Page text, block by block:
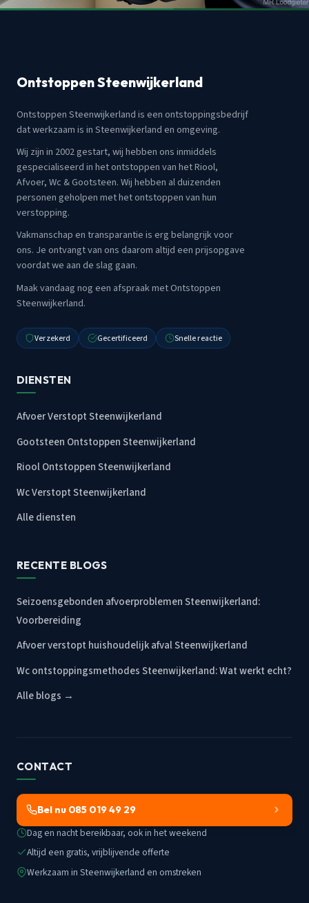
Ontstoppen Steenwijkerland
Ontstoppen Steenwijkerland is een ontstoppingsbedrijf
dat werkzaam is in Steenwijkerland en omgeving.
Wij zijn in 2002 gestart, wij hebben ons inmiddels
gespecialiseerd in het ontstoppen van het Riool,
Afvoer, Wc & Gootsteen. Wij hebben al duizenden
personen geholpen met het ontstoppen van hun
verstopping.
Vakmanschap en transparantie is erg belangrijk voor
ons. Je ontvangt van ons daarom altijd een prijsopgave
voordat we aan de slag gaan.
Maak vandaag nog een afspraak met Ontstoppen
Steenwijkerland.
Verzekerd Gecertificeerd Snelle reactie
DIENSTEN
Afvoer Verstopt Steenwijkerland
Gootsteen Ontstoppen Steenwijkerland
Riool Ontstoppen Steenwijkerland
Wc Verstopt Steenwijkerland
Alle diensten
RECENTE BLOGS
Seizoensgebonden afvoerproblemen Steenwijkerland:
Voorbereiding
Afvoer verstopt huishoudelijk afval Steenwijkerland
Wc ontstoppingsmethodes Steenwijkerland: Wat werkt echt?
Alle blogs →
CONTACT
Bel nu 085 019 49 29
Dag en nacht bereikbaar, ook in het weekend
Altijd een gratis, vrijblijvende offerte
Werkzaam in Steenwijkerland en omstreken